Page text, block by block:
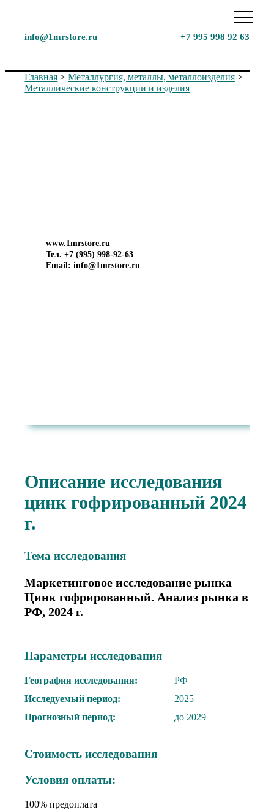
info@1mrstore.ru +7 995 998 92 63
Главная >Металлургия, металлы, металлоизделия >
Металлические конструкции и изделия
www.1mrstore.ru
Тел.+7 (995) 998-92-63
Email:info@1mrstore.ru
Описание исследования
цинк гофрированный 2024
г.
Тема иcследования
Маркетинговое исследование рынка
Цинк гофрированный. Анализ рынка в
РФ, 2024 г.
Параметры исследования
География исследования:
РФ
Исследуемый период:
2025
Прогнозный период:
до 2029
Стоимость исследования
Условия оплаты:
100% предоплата